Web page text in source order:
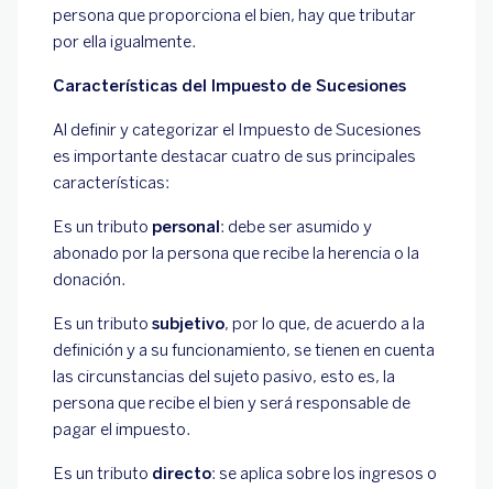
persona que proporciona el bien, hay que tributar
por ella igualmente.
Características del Impuesto de Sucesiones
Al definir y categorizar el Impuesto de Sucesiones
es importante destacar cuatro de sus principales
características:
Es un tributo personal: debe ser asumido y
abonado por la persona que recibe la herencia o la
donación.
Es un tributo subjetivo, por lo que, de acuerdo a la
definición y a su funcionamiento, se tienen en cuenta
las circunstancias del sujeto pasivo, esto es, la
persona que recibe el bien y será responsable de
pagar el impuesto.
Es un tributo directo: se aplica sobre los ingresos o